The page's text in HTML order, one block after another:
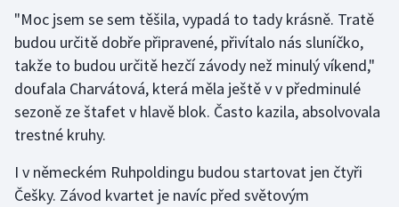
Short track
Sportovní střelba
Stolní tenis
Triatlon
Veslování
"Moc jsem se sem těšila, vypadá to tady krásně. Tratě
budou určitě dobře připravené, přivítalo nás sluníčko,
takže to budou určitě hezčí závody než minulý víkend,"
doufala Charvátová, která měla ještě v v předminulé
sezoně ze štafet v hlavě blok. Často kazila, absolvovala
trestné kruhy.
I v německém Ruhpoldingu budou startovat jen čtyři
Češky. Závod kvartet je navíc před světovým